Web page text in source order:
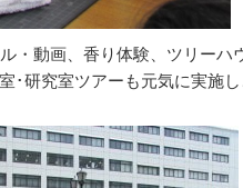
・動画、香り体験、ツリーハ
･研究室ツアーも元気に実施